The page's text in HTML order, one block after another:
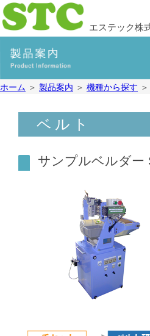
ー
品
エステック株
ホーム ＞ 製品案内 ＞ 機種から探す ＞
ベルト
サンプルベルダー